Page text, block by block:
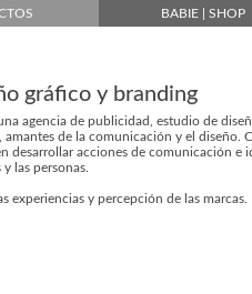
BABIE | SHOP
gráfico y branding
agencia de publicidad, estudio de
de la comunicación y el diseño.
desarrollar acciones de comunicación
las personas.
experiencias y percepción de las marcas.